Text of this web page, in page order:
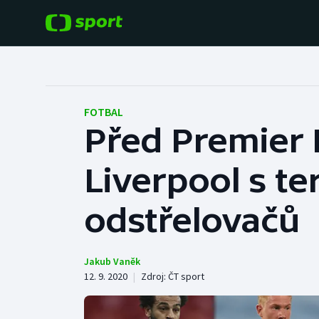
Hokej
Tenis
Baseball a softbal
Basketbal
Biatlon
FOTBAL
Před Premier
Liverpool s
odstřelovačů
Jakub Vaněk
12. 9. 2020 | Zdroj: ČT sport